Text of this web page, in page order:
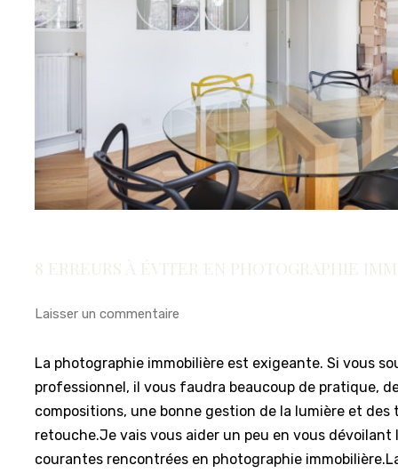
Laisser un commentaire
La photographie immobilière est exigeante. Si vous
professionnel, il vous faudra beaucoup de pratique,
compositions, une bonne gestion de la lumière et des
retouche.Je vais vous aider un peu en vous dévoilant
courantes rencontrées en photographie